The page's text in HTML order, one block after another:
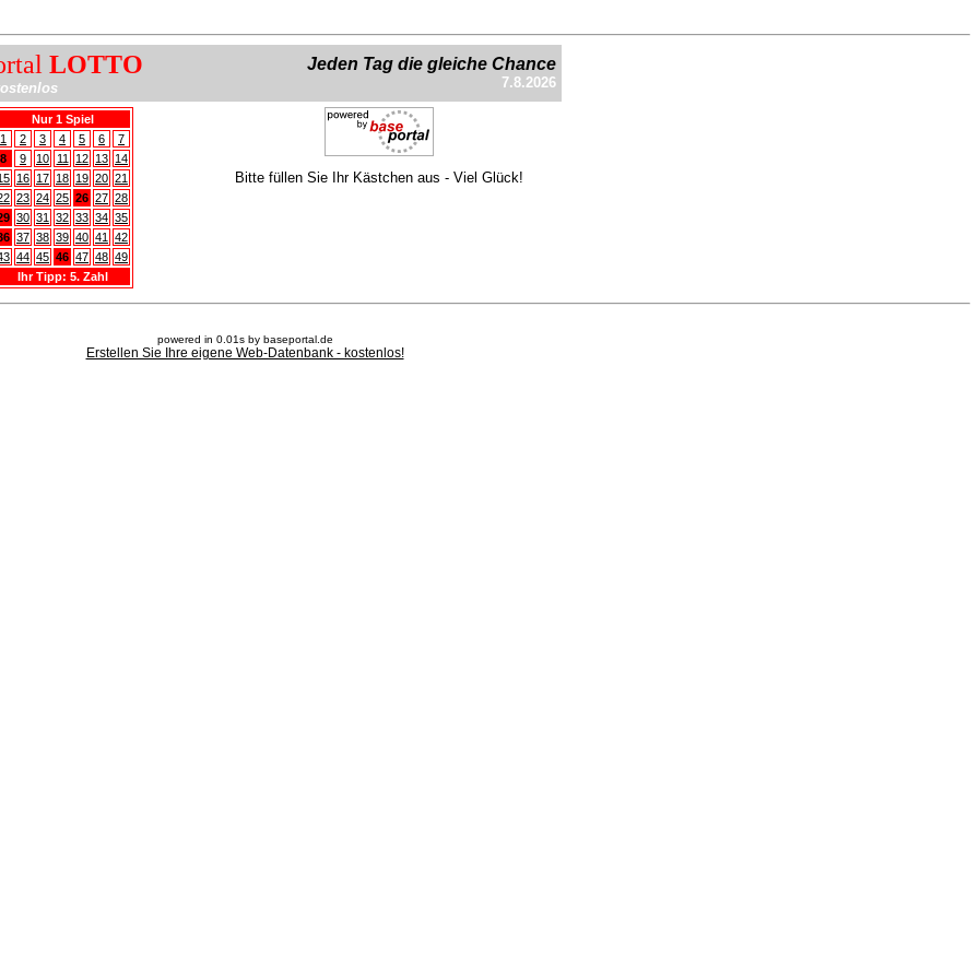
LOTTO Jeden Tag die gleiche Chance
7.8.2026
Nur 1 Spiel
1
2 3 4 5 6
7
8
9 10 11 12 13 14
16 17 18 19 20 21
23 24 25 26 27 28
30 31 32 33 34 35
37 38 39 40 41
42
44 45 46 47 48 49
Ihr Tipp: 5. Zahl
Bitte füllen Sie Ihr Kästchen aus - Viel Glück!
powered in 0.01s by baseportal.de
Erstellen Sie Ihre eigene Web-Datenbank - kostenlos!